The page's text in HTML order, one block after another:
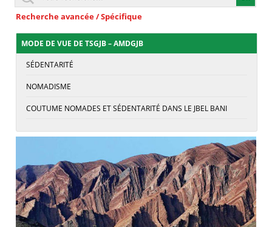
Recherche avancée / Spécifique
MODE DE VUE DE TSGJB – AMDGJB
SÉDENTARITÉ
NOMADISME
COUTUME NOMADES ET SÉDENTARITÉ DANS LE JBEL BANI